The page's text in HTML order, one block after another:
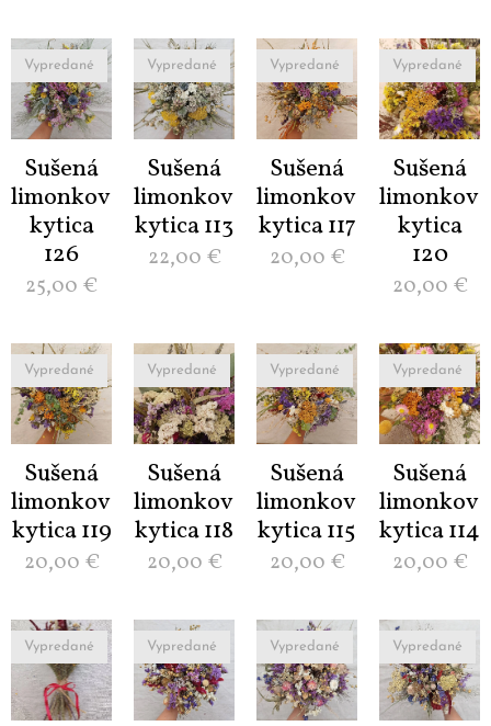
Sušená
limonková
kytica
126
Vypredané
25,00 €
Sušená
limonková
kytica 113
Vypredané
22,00 €
Sušená
limonková
kytica 117
Vypredané
20,00 €
Sušená
limonková
kytica
120
Vypredané
20,00 €
Sušená
limonková
kytica 119
Vypredané
20,00 €
Sušená
limonková
kytica 118
Vypredané
20,00 €
Sušená
limonková
kytica 115
Vypredané
20,00 €
Sušená
limonková
kytica 114
Vypredané
20,00 €
Vypredané Vypredané Vypredané Vypredané